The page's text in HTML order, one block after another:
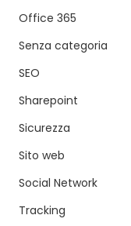
Office 365
Senza categoria
SEO
Sharepoint
Sicurezza
Sito web
Social Network
Tracking